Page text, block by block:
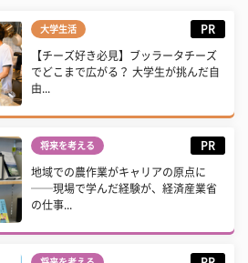
大学生活 PR
【チーズ好き必見】ブッラータチーズ
でどこまで広がる？ 大学生が挑んだ自
由...
将来を考える PR
地域での農作業がキャリアの原点に
──現場で学んだ経験が、経済産業省
の仕事...